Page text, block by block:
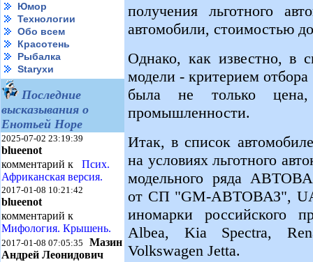
Юмор
Технологии
Обо всем
Красотень
Рыбалка
Starухи
Последние
высказывания о
Енотьей Норе
2025-07-02 23:19:39
blueenot
комментарий к Псих.
Африканская версия.
2017-01-08 10:21:42
blueenot
комментарий к
Мифология. Крышень.
2017-01-08 07:05:35 Мазин
Андрей Леонидович
получения льготного
автомобили, стоимостью
Однако, как известно, в
модели - критерием отбора
была не только
промышленности.
Итак, в список
на условиях льготного
модельного ряда
от СП "GM-АВТОВАЗ",
иномарки российского
Albea, Kia Spectra,
Volkswagen Jetta.